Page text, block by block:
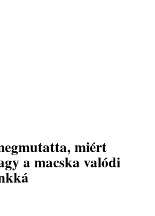
miért
a macska valódi